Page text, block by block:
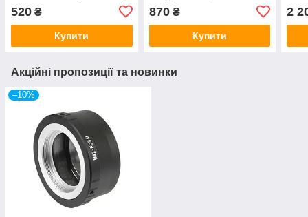
520 ₴
Купити
870₴
Купити
(EF-
2
Акційні пропозиції та новинки
–10%